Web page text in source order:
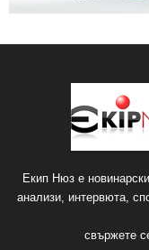
Екип Нюз е
анализи, интервюта,
свържете